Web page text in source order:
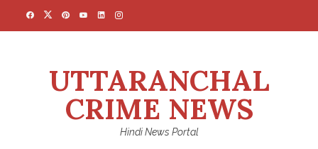
UTTARANCHAL
CRIME NEWS
Hindi News Portal